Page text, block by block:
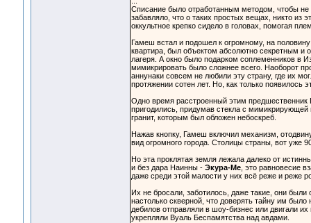
Списание было отработанным методом, чтобы
забавляло, что о таких простых вещах, никто из
оккультное крепко сидело в головах, помогая
Гамеш встал и подошел к огромному, на
квартира, был объектом абсолютно секретным и
лагеря. А окно было подарком соплеменников в
мимикрировать было сложнее всего. Наоборот
аннунаки совсем не любили эту страну, где их
протяжении сотен лет. Но, как только появилось
Одно время расстроенный этим предшественник
пригодились, придумав стекла с
гранит, которым был обложен небоскреб.
Нажав кнопку, Гамеш включил механизм,
вид огромного города. Столицы страны, вот уже
Но эта проклятая земля лежала далеко от
и без дара Наинны - Экура-Ме, это равновесие
даже среди этой малости у них всё реже и реже
Их не бросали, заботилось, даже такие, они
настолько скверной, что доверять тайну им
дебилов отправляли в шоу-бизнес или двигали
укрепляли Вуаль Беспамятства над авдами.